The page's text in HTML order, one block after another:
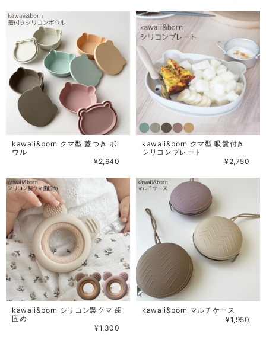
kawaii&born クマ型 蓋つき ボ
ウル
¥2,640
kawaii&born クマ型 吸盤付き
シリコンプレート
¥2,750
kawaii&born シリコン製クマ 歯
固め
¥1,300
kawaii&born マルチケース
¥1,950